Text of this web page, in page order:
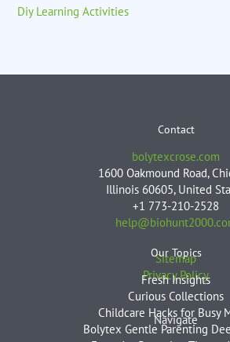
Diy Learning Activities
Contact
bolytexcrose.com
1600 Oakmound Road,
Illinois 60605, United
+1 773-210-2528
Sitemap
Privacy Policy
Our Topics
Fresh Insights
Curious Collections
Childcare Hacks for Busy
Bolytex Gentle Parenting
Navigate